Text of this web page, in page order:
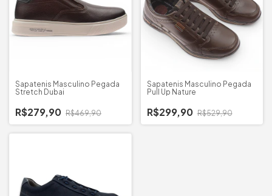
Sapatenis Masculino Pegada
Stretch Dubai
R$279,90 R$469,90
Sapatenis Masculino Pegada
Pull Up Nature
R$299,90 R$529,90